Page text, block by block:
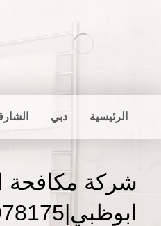
الرئيسية دبي
شركة مكافحة
ابوظبي|0507978175|